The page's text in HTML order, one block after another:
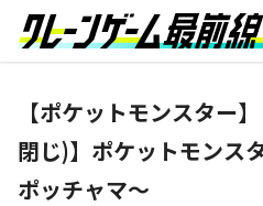
【ポケットモンスター
閉じ)】ポケットモンス
ポッチャマ～